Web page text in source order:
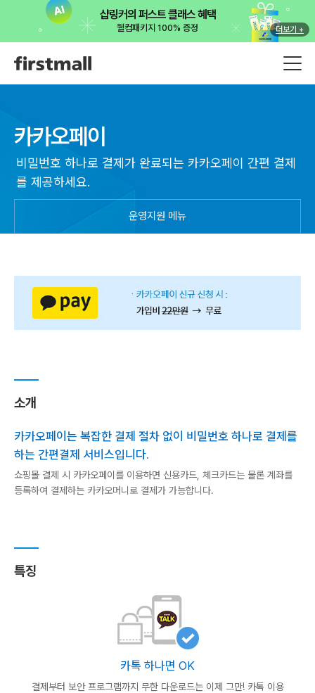
샵링커의 퍼스트 클래스 혜택
웰컴패키지 100% 증정 더보기 +
카카오페이
비밀번호 하나로 결제가 완료되는 카카오페이 간편 결제
를 제공하세요.
운영지원 메뉴
소개
카카오페이는 복잡한 결제 절차 없이 비밀번호 하나로 결제를
하는 간편결제 서비스입니다.
쇼핑몰 결제 시 카카오페이를 이용하면 신용카드, 체크카드는 물론 계좌를
등록하여 결제하는 카카오머니로 결제가 가능합니다.
특징
카톡 하나면 OK
결제부터 보안 프로그램까지 무한 다운로드는 이제 그만! 카톡 이용